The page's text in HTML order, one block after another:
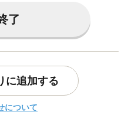
了
に追加する
について